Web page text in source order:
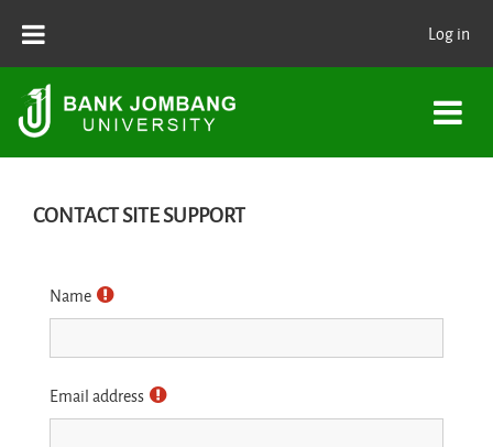
Log in
CONTACT SITE SUPPORT
Name
Email address